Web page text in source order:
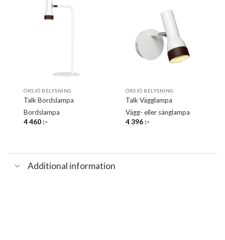
ÖRSJÖ BELYSNING
Talk Bordslampa
Bordslampa
4 460:-
ÖRSJÖ BELYSNING
Talk Vägglampa
Vägg- eller sänglampa
4 396:-
Additional information